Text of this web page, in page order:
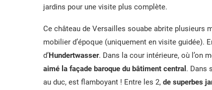
jardins pour une visite plus complète.
Ce château de Versailles souabe abrite plusieurs
mobilier d’époque (uniquement en visite guidée).
d’Hundertwasser. Dans la cour intérieure, où l’on
aimé la façade baroque du bâtiment central . Dans
au duc, est flamboyant ! Entre les 2, de superbes